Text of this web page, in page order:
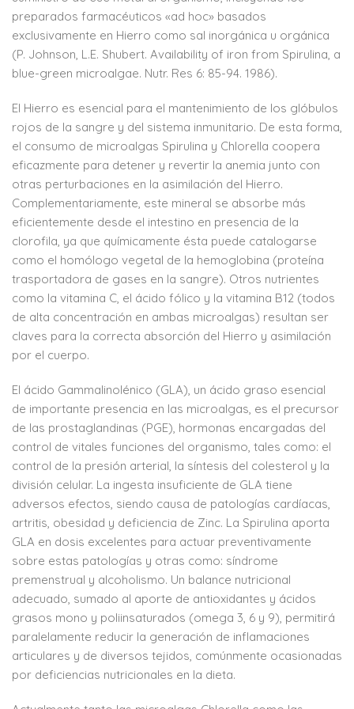
preparados farmacéuticos «ad hoc» basados
exclusivamente en Hierro como sal inorgánica u orgánica
(P. Johnson, L.E. Shubert. Availability of iron from Spirulina, a
blue-green microalgae. Nutr. Res 6: 85-94. 1986).
El Hierro es esencial para el mantenimiento de los glóbulos
rojos de la sangre y del sistema inmunitario. De esta forma,
el consumo de microalgas Spirulina y Chlorella coopera
eficazmente para detener y revertir la anemia junto con
otras perturbaciones en la asimilación del Hierro.
Complementariamente, este mineral se absorbe más
eficientemente desde el intestino en presencia de la
clorofila, ya que químicamente ésta puede catalogarse
como el homólogo vegetal de la hemoglobina (proteína
trasportadora de gases en la sangre). Otros nutrientes
como la vitamina C, el ácido fólico y la vitamina B12 (todos
de alta concentración en ambas microalgas) resultan ser
claves para la correcta absorción del Hierro y asimilación
por el cuerpo.
El ácido Gammalinolénico (GLA), un ácido graso esencial
de importante presencia en las microalgas, es el precursor
de las prostaglandinas (PGE), hormonas encargadas del
control de vitales funciones del organismo, tales como: el
control de la presión arterial, la síntesis del colesterol y la
división celular. La ingesta insuficiente de GLA tiene
adversos efectos, siendo causa de patologías cardíacas,
artritis, obesidad y deficiencia de Zinc. La Spirulina aporta
GLA en dosis excelentes para actuar preventivamente
sobre estas patologías y otras como: síndrome
premenstrual y alcoholismo. Un balance nutricional
adecuado, sumado al aporte de antioxidantes y ácidos
grasos mono y poliinsaturados (omega 3, 6 y 9), permitirá
paralelamente reducir la generación de inflamaciones
articulares y de diversos tejidos, comúnmente ocasionadas
por deficiencias nutricionales en la dieta.